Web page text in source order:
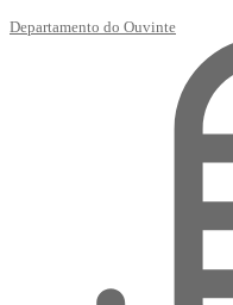
Departamento do Ouvinte